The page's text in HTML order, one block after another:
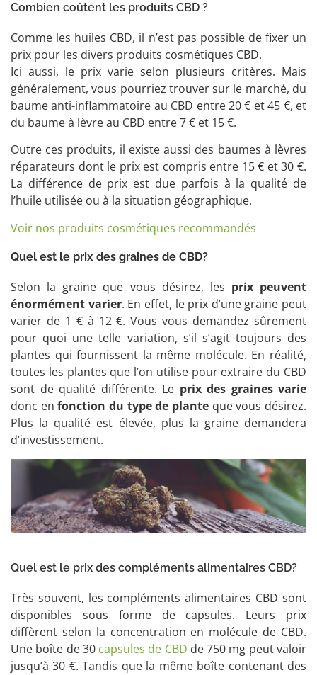
Combien coûtent les produits CBD ?
Comme les huiles CBD, il n’est pas possible de fixer un
prix pour les divers produits cosmétiques CBD.
Ici aussi, le prix varie selon plusieurs critères. Mais
généralement, vous pourriez trouver sur le marché, du
baume anti-inflammatoire au CBD entre 20 € et 45 €, et
du baume à lèvre au CBD entre 7 € et 15 €.
Outre ces produits, il existe aussi des baumes à lèvres
réparateurs dont le prix est compris entre 15 € et 30 €.
La différence de prix est due parfois à la qualité de
l’huile utilisée ou à la situation géographique.
Voir nos produits cosmétiques recommandés
Quel est le prix des graines de CBD?
Selon la graine que vous désirez, les prix peuvent
énormément varier. En effet, le prix d’une graine peut
varier de 1 € à 12 €. Vous vous demandez sûrement
pour quoi une telle variation, s’il s’agit toujours des
plantes qui fournissent la même molécule. En réalité,
toutes les plantes que l’on utilise pour extraire du CBD
sont de qualité différente. Le prix des graines varie
donc en fonction du type de plante que vous désirez.
Plus la qualité est élevée, plus la graine demandera
d’investissement.
Quel est le prix des compléments alimentaires CBD?
Très souvent, les compléments alimentaires CBD sont
disponibles sous forme de capsules. Leurs prix
diffèrent selon la concentration en molécule de CBD.
Une boîte de 30capsules de CBD de 750 mg peut valoir
jusqu’à 30 €. Tandis que la même boîte contenant des